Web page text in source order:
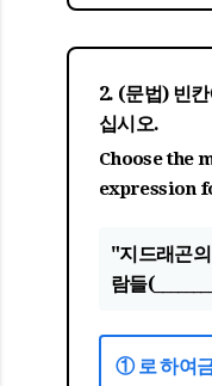
2. (문법) 빈
십시오.
Choose the
expression
"지드래곤
람들
① 로 하여